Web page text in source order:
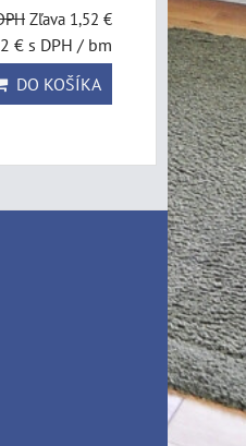
Zľava 1,52 €
€s DPH / bm
DO KOŠÍKA